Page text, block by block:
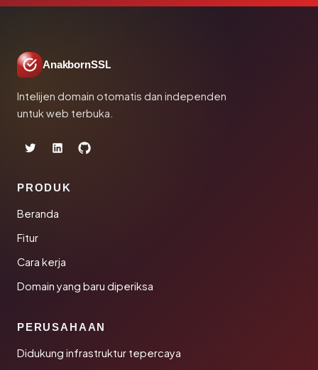
AnakbornSSL
Intelijen domain otomatis dan independen
untuk web terbuka.
PRODUK
Beranda
Fitur
Cara kerja
Domain yang baru diperiksa
PERUSAHAAN
Didukung infrastruktur tepercaya